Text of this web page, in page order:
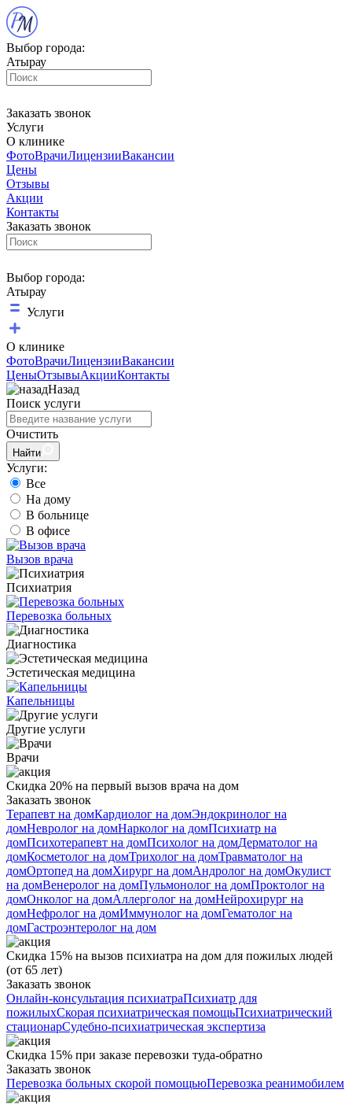
Выбор города:
Атырау
Заказать звонок
Услуги
О клинике
ФотоВрачиЛицензииВакансии
Цены
Отзывы
Акции
Контакты
Заказать звонок
Выбор города:
Атырау
Услуги
О клинике
ФотоВрачиЛицензииВакансии
ЦеныОтзывыАкцииКонтакты
Назад
Поиск услуги
Очистить
Найти
Услуги:
Все
На дому
В больнице
В офисе
Вызов врача
Психиатрия
Перевозка больных
Диагностика
Эстетическая медицина
Капельницы
Другие услуги
Врачи
Скидка 20% на первый вызов врача на дом
Заказать звонок
Терапевт на домКардиолог на домЭндокринолог на
домНевролог на домНарколог на домПсихиатр на
домПсихотерапевт на домПсихолог на домДерматолог на
домКосметолог на домТрихолог на домТравматолог на
домОртопед на домХирург на домАндролог на домОкулист
на домВенеролог на домПульмонолог на домПроктолог на
домОнколог на домАллерголог на домНейрохирург на
домНефролог на домИммунолог на домГематолог на
домГастроэнтеролог на дом
Скидка 15% на вызов психиатра на дом для пожилых людей
(от 65 лет)
Заказать звонок
Онлайн-консультация психиатраПсихиатр для
пожилыхСкорая психиатрическая помощьПсихиатрический
стационарСудебно-психиатрическая экспертиза
Скидка 15% при заказе перевозки туда-обратно
Заказать звонок
Перевозка больных скорой помощьюПеревозка реанимобилем